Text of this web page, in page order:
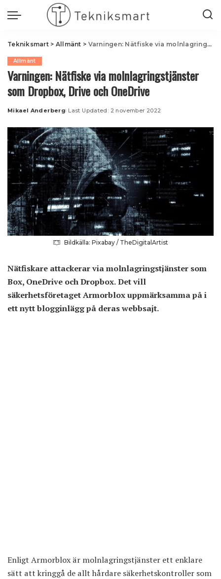
Tekniksmart> Allmänt > Varningen: Nätfiske via molnlagringstjänster som Dropbox, Drive och OneDrive
Allmänt
Varningen: Nätfiske via molnlagringstjänster
som Dropbox, Drive och OneDrive
Posted
Mikael Anderberg Last Updated: 2 november 2022
Bildkälla: Pixabay / TheDigitalArtist
Nätfiskare attackerar via molnlagringstjänster som
Box, OneDrive och Dropbox. Det vill
säkerhetsföretaget Armorblox uppmärksamma på i
ett nytt blogginlägg på deras webbsajt.
Enligt Armorblox är molnlagringstjänster ett enklare
sätt att kringgå de allt hårdare säkerhetskontroller som